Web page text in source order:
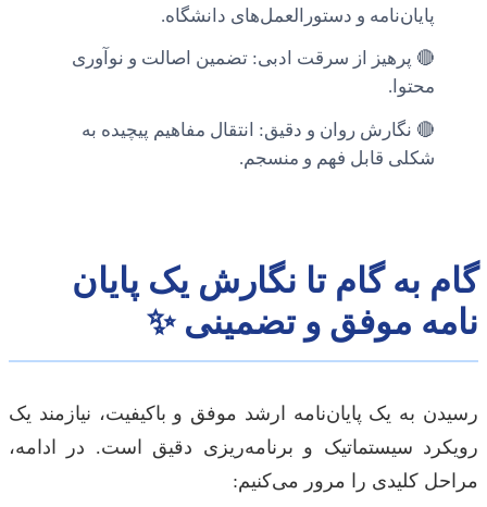
پایان‌نامه و دستورالعمل‌های دانشگاه.
🔴 پرهیز از سرقت ادبی: تضمین اصالت و نوآوری
محتوا.
🔴 نگارش روان و دقیق: انتقال مفاهیم پیچیده به
شکلی قابل فهم و منسجم.
گام به گام تا نگارش یک پایان
نامه موفق و تضمینی ✨
رسیدن به یک پایان‌نامه ارشد موفق و باکیفیت، نیازمند یک
رویکرد سیستماتیک و برنامه‌ریزی دقیق است. در ادامه،
مراحل کلیدی را مرور می‌کنیم: